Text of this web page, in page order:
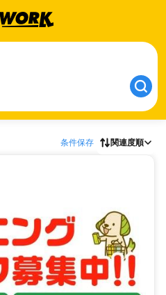
条件保存 関連度順